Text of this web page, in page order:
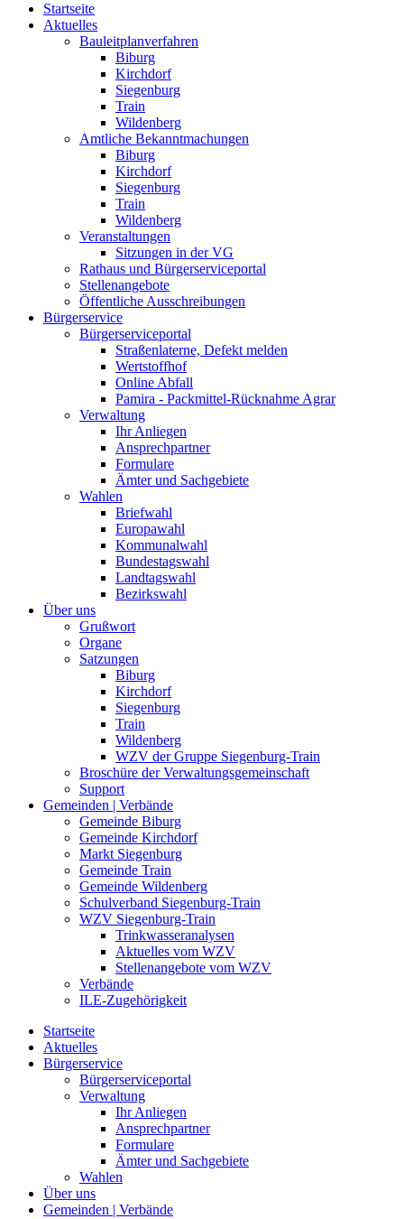
Startseite
Aktuelles
Bauleitplanverfahren
Biburg
Kirchdorf
Siegenburg
Train
Wildenberg
Amtliche Bekanntmachungen
Biburg
Kirchdorf
Siegenburg
Train
Wildenberg
Veranstaltungen
Sitzungen in der VG
Rathaus und Bürgerserviceportal
Stellenangebote
Öffentliche Ausschreibungen
Bürgerservice
Bürgerserviceportal
Straßenlaterne, Defekt melden
Wertstoffhof
Online Abfall
Pamira - Packmittel-Rücknahme Agrar
Verwaltung
Ihr Anliegen
Ansprechpartner
Formulare
Ämter und Sachgebiete
Wahlen
Briefwahl
Europawahl
Kommunalwahl
Bundestagswahl
Landtagswahl
Bezirkswahl
Über uns
Grußwort
Organe
Satzungen
Biburg
Kirchdorf
Siegenburg
Train
Wildenberg
WZV der Gruppe Siegenburg-Train
Broschüre der Verwaltungsgemeinschaft
Support
Gemeinden | Verbände
Gemeinde Biburg
Gemeinde Kirchdorf
Markt Siegenburg
Gemeinde Train
Gemeinde Wildenberg
Schulverband Siegenburg-Train
WZV Siegenburg-Train
Trinkwasseranalysen
Aktuelles vom WZV
Stellenangebote vom WZV
Verbände
ILE-Zugehörigkeit
Startseite
Aktuelles
Bürgerservice
Bürgerserviceportal
Verwaltung
Ihr Anliegen
Ansprechpartner
Formulare
Ämter und Sachgebiete
Wahlen
Über uns
Gemeinden | Verbände